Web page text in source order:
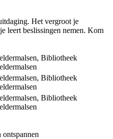
Het vergroot je
leert beslissingen nemen. Kom
Bibliotheek
Bibliotheek
Bibliotheek